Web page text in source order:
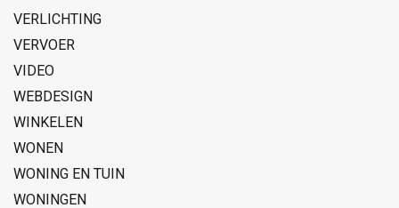
VERLICHTING
VERVOER
VIDEO
WEBDESIGN
WINKELEN
WONEN
WONING EN TUIN
WONINGEN